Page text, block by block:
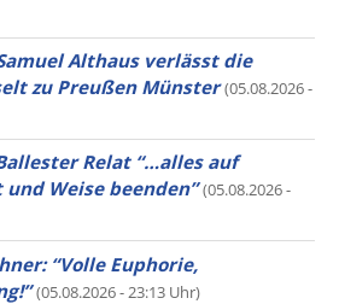
Althaus verlässt die
zu Preußen Münster (05.08.2026 -
Relat “…alles auf
Weise beenden” (05.08.2026 -
“Volle Euphorie,
(05.08.2026 - 23:13 Uhr)